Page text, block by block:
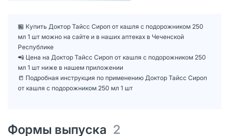
🏪 Купить Доктор Тайсс Сироп от кашля с подорожником 250
мл 1 шт можно на сайте и в наших аптеках в Чеченской
Республике
📲 Цена на Доктор Тайсс Сироп от кашля с подорожником 250
мл 1 шт ниже в нашем приложении
📒 Подробная инструкция по применению Доктор Тайсс Сироп
от кашля с подорожником 250 мл 1 шт
Формы выпуска 2